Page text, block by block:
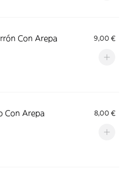
Con Arepa 9,00 €
Con Arepa 8,00 €